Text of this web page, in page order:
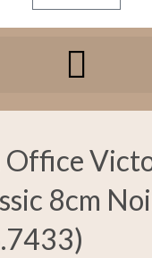
Office
8cm